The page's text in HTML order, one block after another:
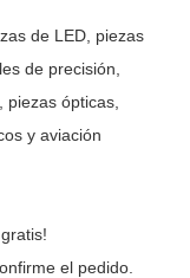
de LED, piezas
de precisión,
ópticas,
y aviación
el pedido.